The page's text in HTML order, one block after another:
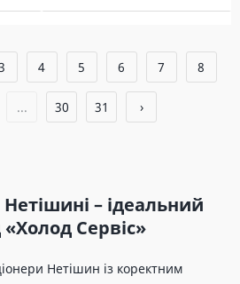
4 5 6 7 8
... 30 31 ›
– ідеальний
Сервіс»
Нетішин із коректним